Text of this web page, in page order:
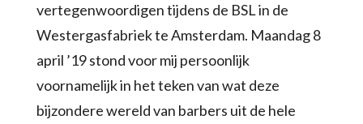
vertegenwoordigen tijdens de BSL in de
Westergasfabriek te Amsterdam. Maandag 8
april ’19 stond voor mij persoonlijk
voornamelijk in het teken van wat deze
bijzondere wereld van barbers uit de hele